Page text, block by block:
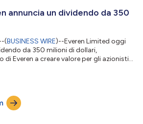
operanti nel Gruppo, nella creazione di
annuncia un dividendo da 350
(BUSINESS WIRE)--Everen Limited oggi
da 350 milioni di dollari,
di Everen a creare valore per gli azionisti.
entro il 30 settembre 2025 agli
il 20 marzo 2025. Commenta Robert
di...